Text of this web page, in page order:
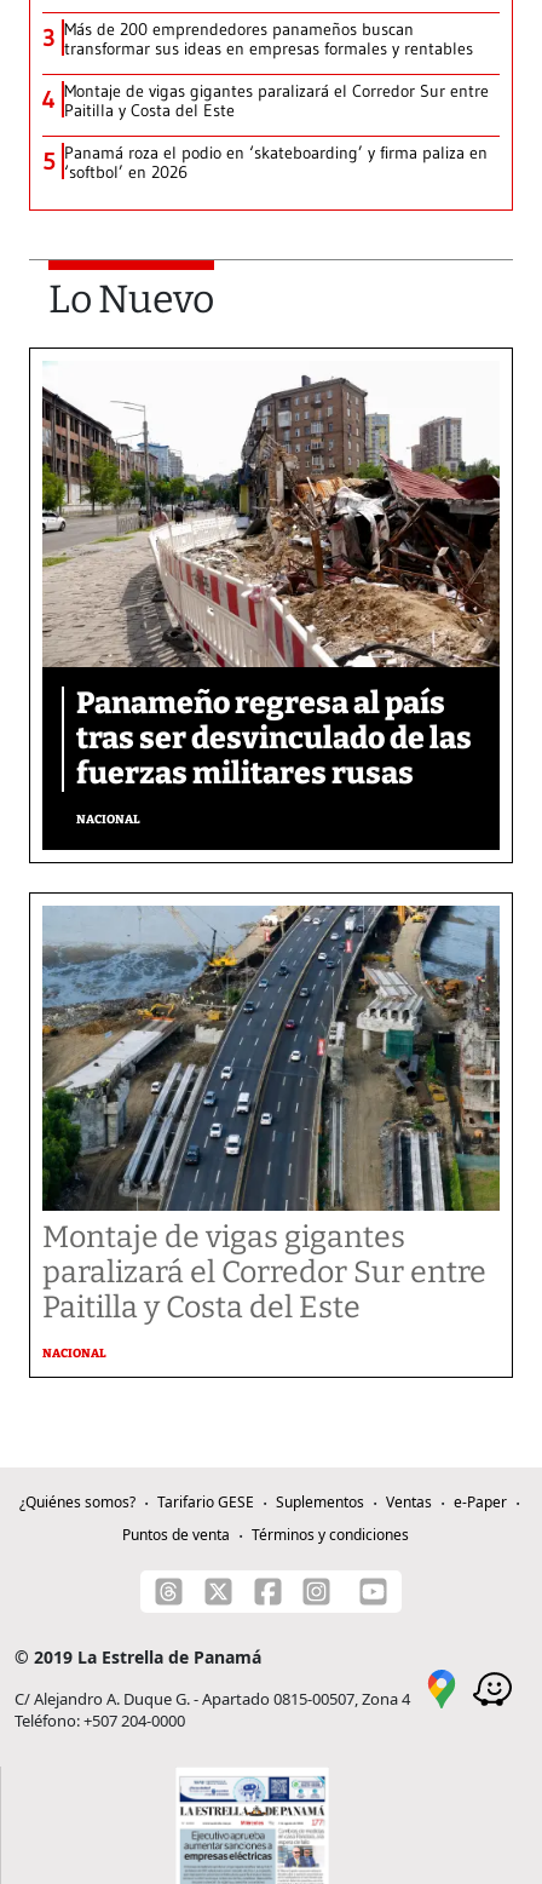
3 Más de 200 emprendedores panameños buscan
transformar sus ideas en empresas formales y rentables
4 Montaje de vigas gigantes paralizará el Corredor Sur entre
Paitilla y Costa del Este
5 Panamá roza el podio en ‘skateboarding’ y firma paliza en
‘softbol’ en 2026
Lo Nuevo
Panameño regresa al país
tras ser desvinculado de las
fuerzas militares rusas
NACIONAL
Montaje de vigas gigantes
paralizará el Corredor Sur entre
Paitilla y Costa del Este
NACIONAL
¿Quiénes somos? Tarifario GESE Suplementos Ventas
e-Paper
Puntos de venta
Términos y condiciones
© 2019 La Estrella de Panamá
C/ Alejandro A. Duque G. - Apartado 0815-00507, Zona 4
Teléfono: +507 204-0000